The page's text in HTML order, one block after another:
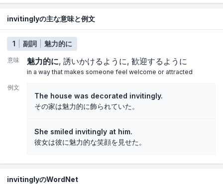
invitinglyの主な意味と例文
1 副詞 魅力的に
意味 魅力的に 誘いかけるように 歓迎するように
in a way that makes someone feel welcome or attracted
例文
The house was decorated invitingly.
その家は魅力的に飾られていた。
She smiled invitingly at him.
彼女は彼に魅力的な笑顔を見せた。
invitinglyのWordNet